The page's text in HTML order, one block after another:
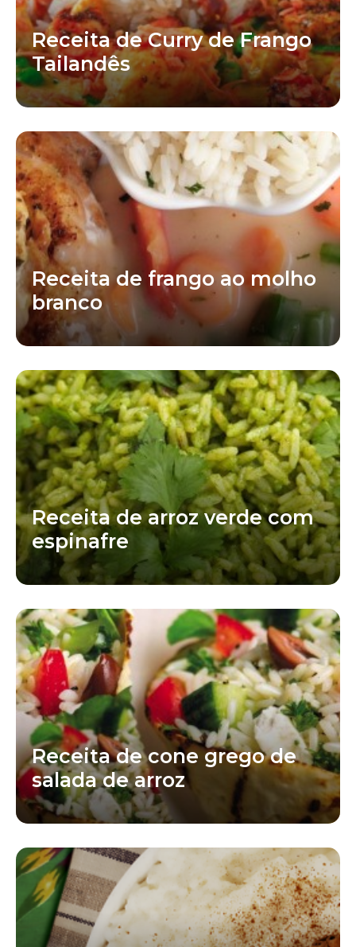
Receita de Curry de Frango
Tailandês
Receita de frango ao molho
branco
Receita de arroz verde com
espinafre
Receita de cone grego de
salada de arroz